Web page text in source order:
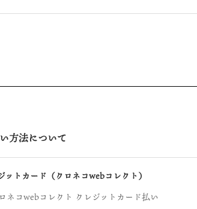
方法について
ットカード（クロネコwebコレクト）